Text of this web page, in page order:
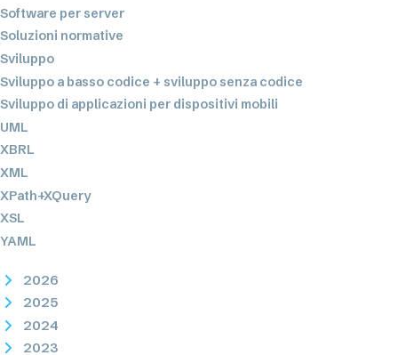
Software per server
Soluzioni normative
Sviluppo
Sviluppo a basso codice + sviluppo senza codice
Sviluppo di applicazioni per dispositivi mobili
UML
XBRL
XML
XPath+XQuery
XSL
YAML
2026
2025
2024
2023